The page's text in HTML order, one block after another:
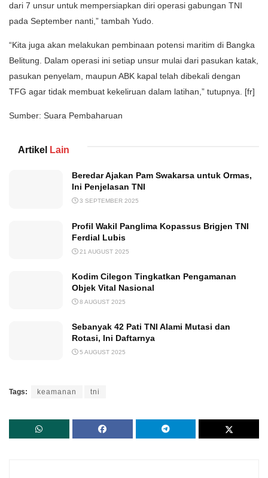
dari 7 unsur untuk mempersiapkan diri operasi gabungan TNI
pada September nanti,” tambah Yudo.
“Kita juga akan melakukan pembinaan potensi maritim di Bangka
Belitung. Dalam operasi ini setiap unsur mulai dari pasukan katak,
pasukan penyelam, maupun ABK kapal telah dibekali dengan
TFG agar tidak membuat kekeliruan dalam latihan,” tutupnya. [fr]
Sumber: Suara Pembaharuan
Artikel Lain
Beredar Ajakan Pam Swakarsa untuk Ormas,
Ini Penjelasan TNI
3 SEPTEMBER 2025
Profil Wakil Panglima Kopassus Brigjen TNI
Ferdial Lubis
21 AUGUST 2025
Kodim Cilegon Tingkatkan Pengamanan
Objek Vital Nasional
8 AUGUST 2025
Sebanyak 42 Pati TNI Alami Mutasi dan
Rotasi, Ini Daftarnya
5 AUGUST 2025
Tags: keamanan tni